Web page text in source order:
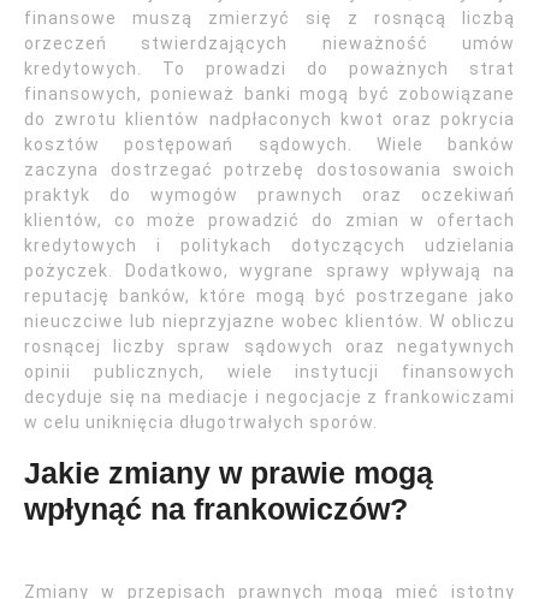
finansowe muszą zmierzyć się z rosnącą liczbą
orzeczeń stwierdzających nieważność umów
kredytowych. To prowadzi do poważnych strat
finansowych, ponieważ banki mogą być zobowiązane
do zwrotu klientów nadpłaconych kwot oraz pokrycia
kosztów postępowań sądowych. Wiele banków
zaczyna dostrzegać potrzebę dostosowania swoich
praktyk do wymogów prawnych oraz oczekiwań
klientów, co może prowadzić do zmian w ofertach
kredytowych i politykach dotyczących udzielania
pożyczek. Dodatkowo, wygrane sprawy wpływają na
reputację banków, które mogą być postrzegane jako
nieuczciwe lub nieprzyjazne wobec klientów. W obliczu
rosnącej liczby spraw sądowych oraz negatywnych
opinii publicznych, wiele instytucji finansowych
decyduje się na mediacje i negocjacje z frankowiczami
w celu uniknięcia długotrwałych sporów.
Jakie zmiany w prawie mogą
wpłynąć na frankowiczów?
Zmiany w przepisach prawnych mogą mieć istotny